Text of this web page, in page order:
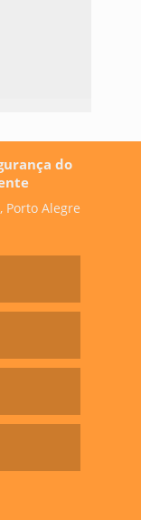
do
Porto Alegre